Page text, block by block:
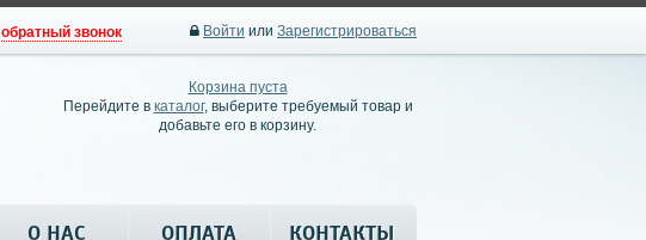
обратный звонок Войти или Зарегистрироваться
Корзина пуста
Перейдите в каталог, выберите требуемый товар и
добавьте его в корзину.
О НАС ОПЛАТА КОНТАКТЫ